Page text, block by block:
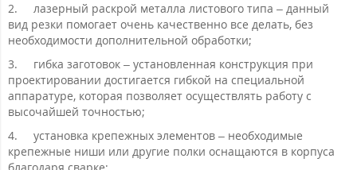
2.
лазерный раскрой металла листового типа – данный
вид резки помогает очень качественно все делать, без
необходимости дополнительной обработки;
3.
гибка заготовок – установленная конструкция при
проектировании достигается гибкой на специальной
аппаратуре, которая позволяет осуществлять работу с
высочайшей точностью;
4.
установка крепежных элементов – необходимые
крепежные ниши или другие полки оснащаются в корпуса